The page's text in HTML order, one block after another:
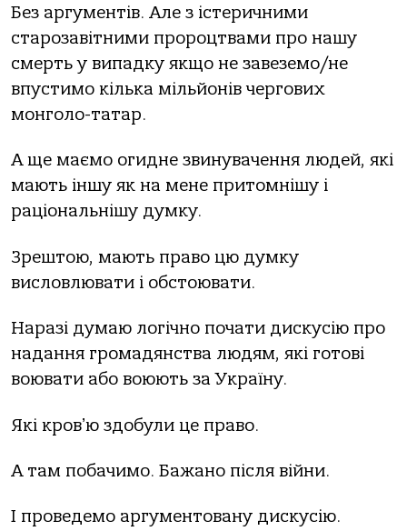
Без аргументів. Але з істеричними
старозавітними пророцтвами про нашу
смерть у випадку якщо не завеземо/не
впустимо кілька мільйонів чергових
монголо-татар.
А ще маємо огидне звинувачення людей, які
мають іншу як на мене притомнішу і
раціональнішу думку.
Зрештою, мають право цю думку
висловлювати і обстоювати.
Наразі думаю логічно почати дискусію про
надання громадянства людям, які готові
воювати або воюють за Україну.
Які кровʼю здобули це право.
А там побачимо. Бажано після війни.
І проведемо аргументовану дискусію.